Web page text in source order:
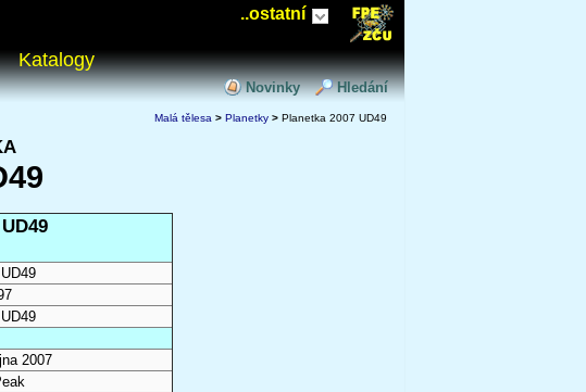
..ostatní
Katalogy
Novinky Hledání
Malá tělesa > Planetky > Planetka 2007 UD49
2007